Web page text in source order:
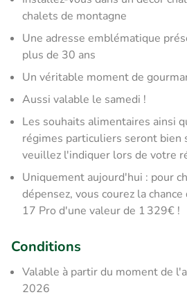
chalets de montagne
Une adresse emblématique
plus de 30 ans
Un véritable moment de
Aussi valable le samedi !
Les souhaits alimentaires ainsi
régimes particuliers seront bien
veuillez l'indiquer lors de votre
Uniquement aujourd'hui : pour
dépensez, vous courez la
17 Pro d'une valeur de 1 329€ !
Conditions
Valable à partir du moment de
2026